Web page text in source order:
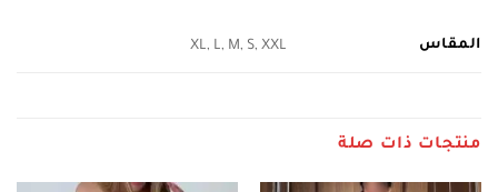
المقاس XL, L, M, S, XXL
منتجات ذات صلة